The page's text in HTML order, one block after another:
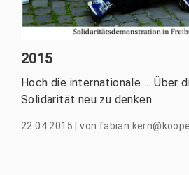
2015
Hoch die internationale ... Über
Solidarität neu zu denken
22.04.2015 |von